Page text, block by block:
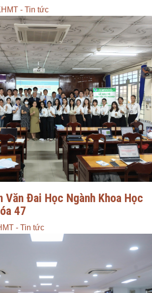
- Tin tức
Văn Đai Học Ngành Khoa Học
47
- Tin tức